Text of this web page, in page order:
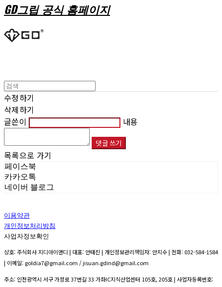
GD그립 공식 홈페이지
수정하기
삭제하기
글쓴이
내용
댓글 쓰기
목록으로 가기
페이스북
카카오톡
네이버 블로그
이용약관
개인정보처리방침
사업자정보확인
상호: 주식회사 지디아이앤디 | 대표: 안태진 | 개인정보관리책임자: 안지수 | 전화: 032-584-1584
| 이메일: goldia7@gmail.com / jisuan.gdind@gmail.com
주소: 인천광역시 서구 가정로 37번길 33 가좌IC지식산업센터 105호, 205호 | 사업자등록번호: